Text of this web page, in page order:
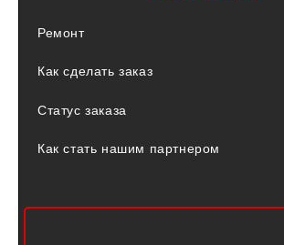
Ремонт
Как сделать заказ
Статус заказа
Как стать нашим партнером